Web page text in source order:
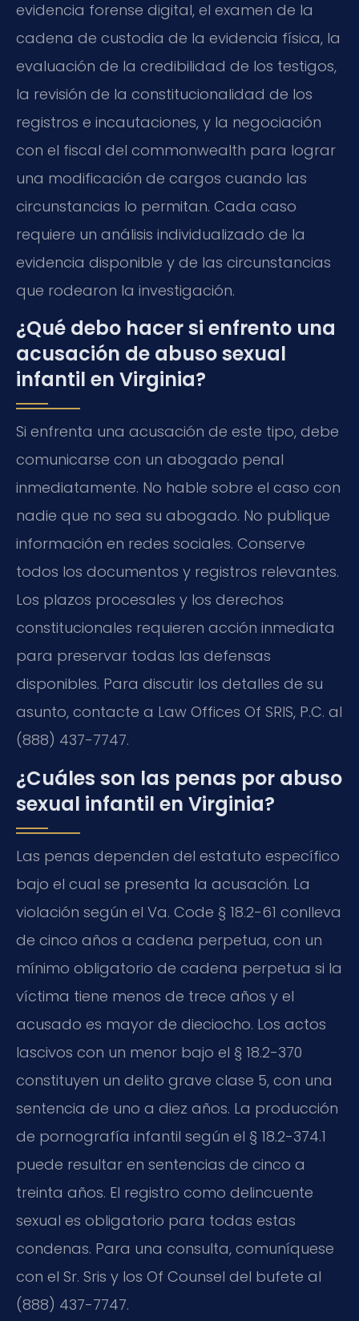
evidencia forense digital, el examen de la
cadena de custodia de la evidencia física, la
evaluación de la credibilidad de los testigos,
la revisión de la constitucionalidad de los
registros e incautaciones, y la negociación
con el fiscal del commonwealth para lograr
una modificación de cargos cuando las
circunstancias lo permitan. Cada caso
requiere un análisis individualizado de la
evidencia disponible y de las circunstancias
que rodearon la investigación.
¿Qué debo hacer si enfrento una
acusación de abuso sexual
infantil en Virginia?
Si enfrenta una acusación de este tipo, debe
comunicarse con un abogado penal
inmediatamente. No hable sobre el caso con
nadie que no sea su abogado. No publique
información en redes sociales. Conserve
todos los documentos y registros relevantes.
Los plazos procesales y los derechos
constitucionales requieren acción inmediata
para preservar todas las defensas
disponibles. Para discutir los detalles de su
asunto, contacte a Law Offices Of SRIS, P.C. al
(888) 437-7747.
¿Cuáles son las penas por abuso
sexual infantil en Virginia?
Las penas dependen del estatuto específico
bajo el cual se presenta la acusación. La
violación según el Va. Code § 18.2-61 conlleva
de cinco años a cadena perpetua, con un
mínimo obligatorio de cadena perpetua si la
víctima tiene menos de trece años y el
acusado es mayor de dieciocho. Los actos
lascivos con un menor bajo el § 18.2-370
constituyen un delito grave clase 5, con una
sentencia de uno a diez años. La producción
de pornografía infantil según el § 18.2-374.1
puede resultar en sentencias de cinco a
treinta años. El registro como delincuente
sexual es obligatorio para todas estas
condenas. Para una consulta, comuníquese
con el Sr. Sris y los Of Counsel del bufete al
(888) 437-7747.